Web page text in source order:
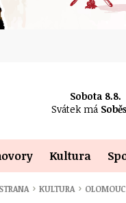
Sobota 8.8.
Svátek má
Kultura
› KULTURA ›